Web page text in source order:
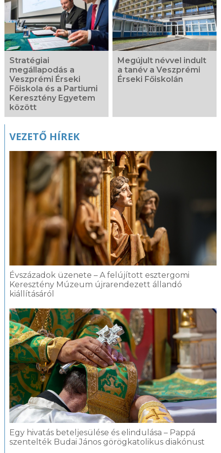
Stratégiai
megállapodás a
Veszprémi Érseki
Főiskola és a Partiumi
Keresztény Egyetem
között
Megújult névvel indult
a tanév a Veszprémi
Érseki Főiskolán
VEZETŐ HÍREK
Évszázadok üzenete – A felújított esztergomi
Keresztény Múzeum újrarendezett állandó
kiállításáról
Egy hivatás beteljesülése és elindulása – Pappá
szentelték Budai János görögkatolikus diakónust